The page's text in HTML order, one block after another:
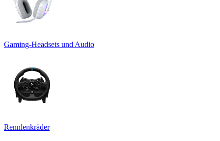
Gaming-Headsets und Audio
Rennlenkräder